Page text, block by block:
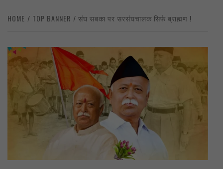
HOME TOP BANNER संघ सबका पर सरसंघचालक सिर्फ ब्राह्मण !